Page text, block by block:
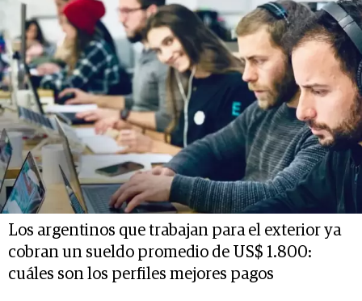
Los argentinos que trabajan para el exterior ya
cobran un sueldo promedio de US$ 1.800:
cuáles son los perfiles mejores pagos